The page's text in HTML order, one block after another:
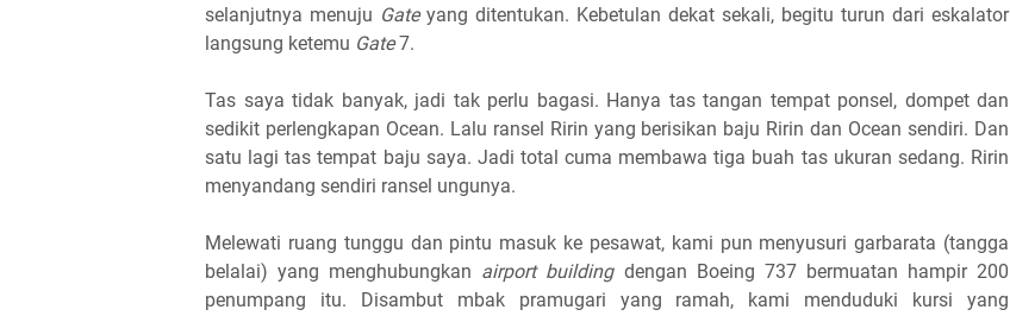
selanjutnya menuju Gateyang ditentukan. Kebetulan dekat sekali, begitu turun dari eskalator
langsung ketemu Gate7.
Tas saya tidak banyak, jadi tak perlu bagasi. Hanya tas tangan tempat ponsel, dompet dan
sedikit perlengkapan Ocean. Lalu ransel Ririn yang berisikan baju Ririn dan Ocean sendiri. Dan
satu lagi tas tempat baju saya. Jadi total cuma membawa tiga buah tas ukuran sedang. Ririn
menyandang sendiri ransel ungunya.
Melewati ruang tunggu dan pintu masuk ke pesawat, kami pun menyusuri garbarata (tangga
belalai) yang menghubungkan airport buildingdengan Boeing 737 bermuatan hampir 200
penumpang itu. Disambut mbak pramugari yang ramah, kami menduduki kursi yang